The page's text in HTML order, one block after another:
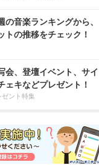
の音楽ランキングから、
トの推移をチェック！
会、登壇イベント、サイ
ェキなどプレゼント！
ゼント特集